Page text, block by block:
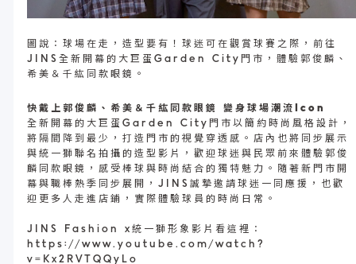
圖說：球場在走，造型要有！球迷可在觀賞球賽之際，前往
JINS全新開幕的大巨蛋Garden City門市，體驗郭俊麟、
希美＆千紘同款眼鏡。
快戴上郭俊麟、希美＆千紘同款眼鏡 變身球場潮流Icon
全新開幕的大巨蛋Garden City門市以簡約時尚風格設計，
將隔間降到最少，打造門市的視覺穿透感。店內也將同步展示
與統一獅聯名拍攝的造型影片，歡迎球迷與民眾前來體驗郭俊
麟同款眼鏡，感受棒球與時尚結合的獨特魅力。隨著新門市開
幕與職棒熱季同步展開，JINS誠摯邀請球迷一同應援，也歡
迎更多人走進店鋪，實際體驗球員的時尚日常。
JINS Fashion x統一獅形象影片看這裡：
https://www.youtube.com/watch?
v=Kx2RVTQQyLo